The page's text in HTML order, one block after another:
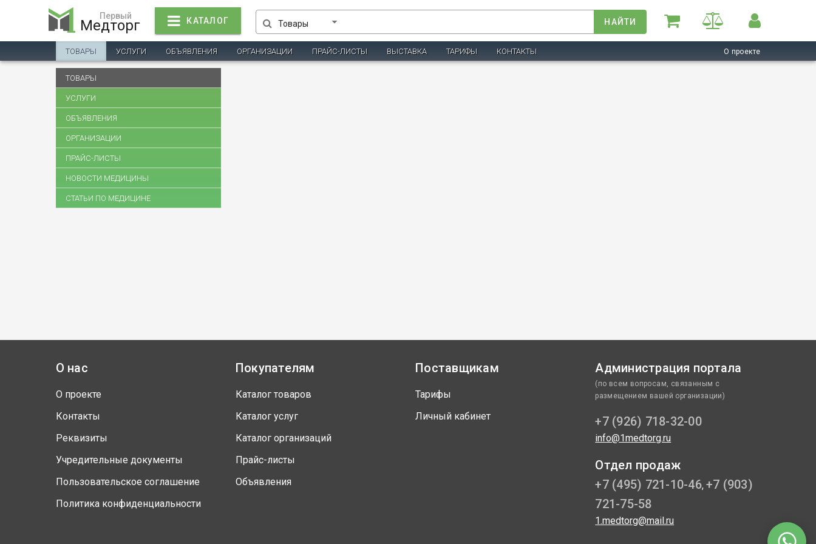
Первый
Медторг КАТАЛОГ Товары НАЙТИ
ТОВАРЫ УСЛУГИ ОБЪЯВЛЕНИЯ ОРГАНИЗАЦИИ ПРАЙС-ЛИСТЫ ВЫСТАВКА ТАРИФЫ КОНТАКТЫ О проекте
ТОВАРЫ
УСЛУГИ
ОБЪЯВЛЕНИЯ
ОРГАНИЗАЦИИ
ПРАЙС-ЛИСТЫ
НОВОСТИ МЕДИЦИНЫ
СТАТЬИ ПО МЕДИЦИНЕ
О нас
О проекте
Контакты
Реквизиты
Учредительные документы
Пользовательское соглашение
Политика конфиденциальности
Покупателям
Каталог товаров
Каталог услуг
Каталог организаций
Прайс-листы
Объявления
Поставщикам
Тарифы
Личный кабинет
Администрация портала
(по всем вопросам, связанным с
размещением вашей организации)
+7 (926) 718-32-00
info@1medtorg.ru
Отдел продаж
+7 (495) 721-10-46, +7 (903)
721-75-58
1.medtorg@mail.ru